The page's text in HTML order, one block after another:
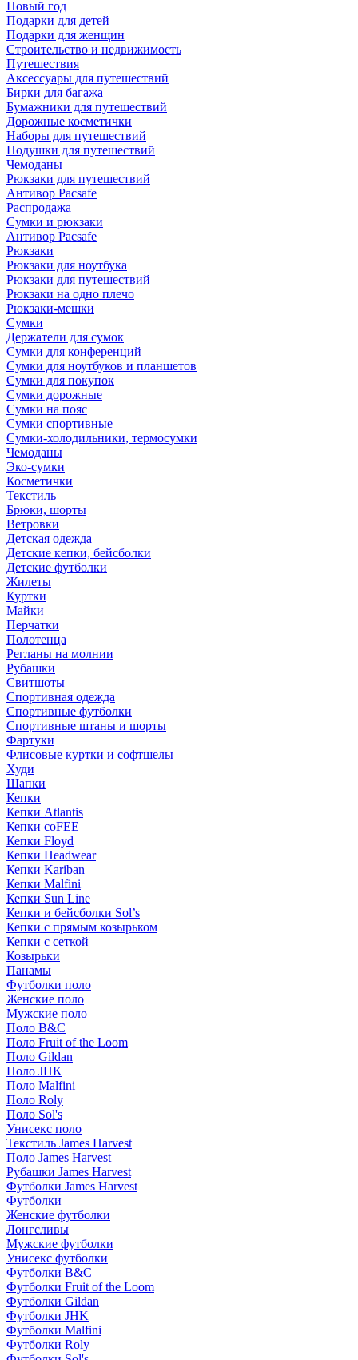
Новый год
Подарки для детей
Подарки для женщин
Строительство и недвижимость
Путешествия
Аксессуары для путешествий
Бирки для багажа
Бумажники для путешествий
Дорожные косметички
Наборы для путешествий
Подушки для путешествий
Чемоданы
Рюкзаки для путешествий
Антивор Pacsafe
Распродажа
Сумки и рюкзаки
Антивор Pacsafe
Рюкзаки
Рюкзаки для ноутбука
Рюкзаки для путешествий
Рюкзаки на одно плечо
Рюкзаки-мешки
Сумки
Держатели для сумок
Сумки для конференций
Сумки для ноутбуков и планшетов
Сумки для покупок
Сумки дорожные
Сумки на пояс
Сумки спортивные
Сумки-холодильники, термосумки
Чемоданы
Эко-сумки
Косметички
Текстиль
Брюки, шорты
Ветровки
Детская одежда
Детские кепки, бейсболки
Детские футболки
Жилеты
Куртки
Майки
Перчатки
Полотенца
Регланы на молнии
Рубашки
Свитшоты
Спортивная одежда
Спортивные футболки
Спортивные штаны и шорты
Фартуки
Флисовые куртки и софтшелы
Худи
Шапки
Кепки
Кепки Atlantis
Кепки coFEE
Кепки Floyd
Кепки Headwear
Кепки Kariban
Кепки Malfini
Кепки Sun Line
Кепки и бейсболки Sol’s
Кепки с прямым козырьком
Кепки с сеткой
Козырьки
Панамы
Футболки поло
Женские поло
Мужские поло
Поло B&C
Поло Fruit of the Loom
Поло Gildan
Поло JHK
Поло Malfini
Поло Roly
Поло Sol's
Унисекс поло
Текстиль James Harvest
Поло James Harvest
Рубашки James Harvest
Футболки James Harvest
Футболки
Женские футболки
Лонгсливы
Мужские футболки
Унисекс футболки
Футболки B&C
Футболки Fruit of the Loom
Футболки Gildan
Футболки JHK
Футболки Malfini
Футболки Roly